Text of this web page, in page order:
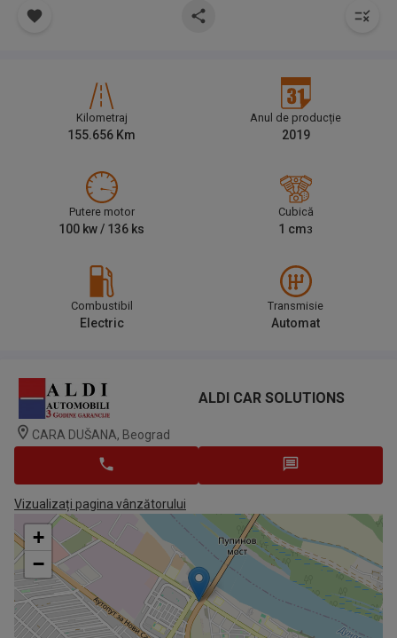
Kilometraj
155.656 Km
Anul de producție
2019
Putere motor
100 kw / 136 ks
Cubică
1 cm3
Combustibil
Electric
Transmisie
Automat
ALDI CAR SOLUTIONS
CARA DUŠANA, Beograd
Vizualizați pagina vânzătorului
+
−